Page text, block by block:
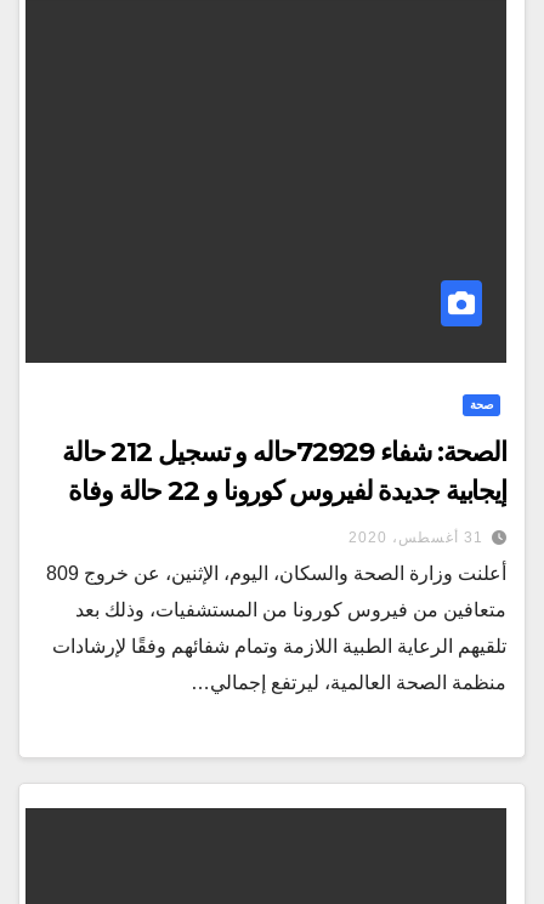
صحة
الصحة: شفاء 72929حاله و تسجيل 212 حالة
إيجابية جديدة لفيروس كورونا و 22 حالة وفاة
31 أغسطس، 2020
أعلنت وزارة الصحة والسكان، اليوم، الإثنين، عن خروج 809
متعافين من فيروس كورونا من المستشفيات، وذلك بعد
تلقيهم الرعاية الطبية اللازمة وتمام شفائهم وفقًا لإرشادات
منظمة الصحة العالمية، ليرتفع إجمالي…